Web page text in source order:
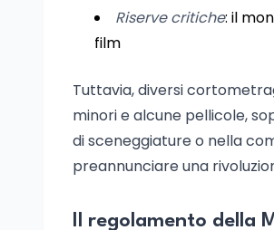
Riserve critiche: il
film
Tuttavia, diversi
minori e alcune pellicole,
di sceneggiature o nella
preannunciare una
Il regolamento della